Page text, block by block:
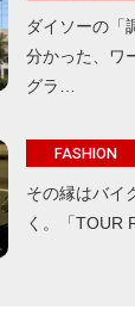
ダイソーの「
分かった、ワ
グラ…
FASHION
その縁はバイ
く。「TOUR